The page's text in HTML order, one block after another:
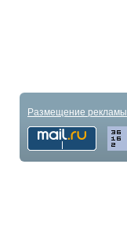
Размещение рекламы